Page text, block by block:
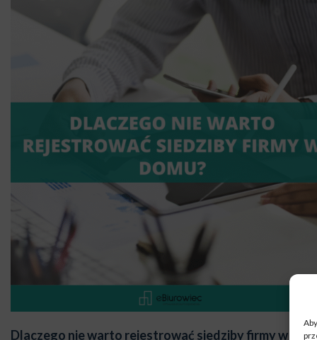
Dlaczego nie warto rejestrować siedziby firmy w